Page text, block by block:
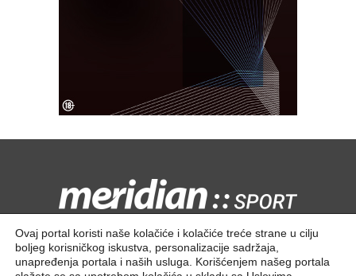
Kontaktirajte nas:redakcija@meridiansport.rs
Ovaj portal koristi naše kolačiće i kolačiće treće strane u cilju
boljeg korisničkog iskustva, personalizacije sadržaja,
unapređenja portala i naših usluga. Korišćenjem našeg portala